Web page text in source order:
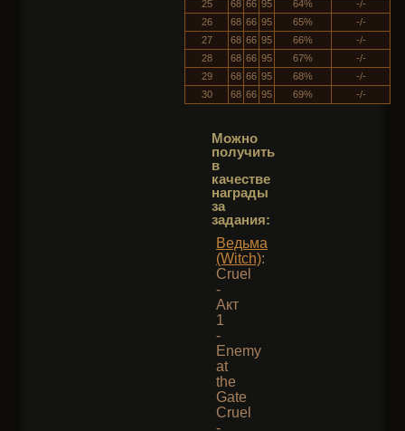
25
68 66 95 64%
-/-
26
68 66 95 65%
-/-
27
68 66 95 66%
-/-
28
68 66 95 67%
-/-
29
68 66 95 68%
-/-
30
68 66 95 69% -/-
Можно
получить
в
качестве
награды
за
задания:
Ведьма
(Witch):
Cruel
-
Акт
1
-
Enemy
at
the
Gate
Cruel
-